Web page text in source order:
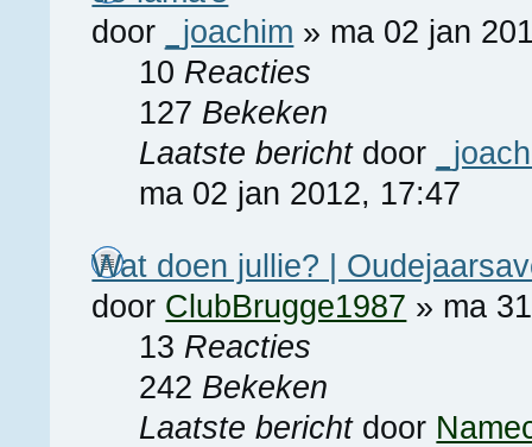
door
_joachim » ma 02 jan
10 Reacties
127 Bekeken
Laatste bericht door
ma 02 jan 2012, 17:47
Wat doen jullie? |
door ClubBrugge1987 » ma
13 Reacties
242 Bekeken
Laatste bericht door